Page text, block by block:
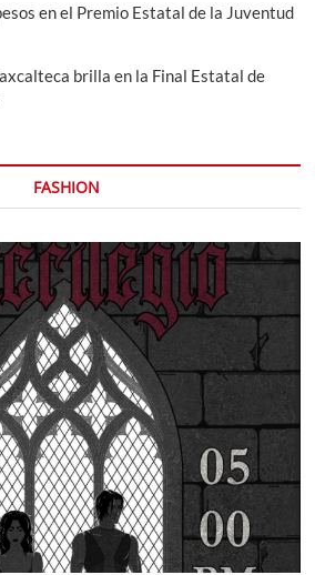
en el Premio Estatal de la Juventud
brilla en la Final Estatal de
FASHION